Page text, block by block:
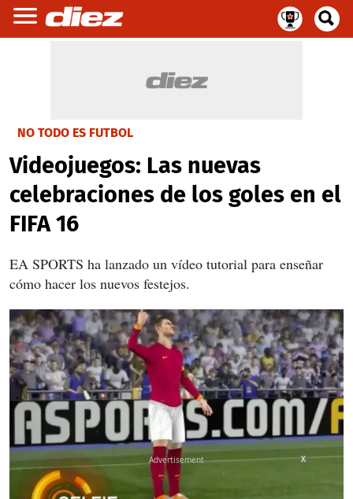
NO TODO ES FUTBOL
Videojuegos: Las nuevas
celebraciones de los goles en el
FIFA 16
EA SPORTS ha lanzado un vídeo tutorial para enseñar
cómo hacer los nuevos festejos.
X